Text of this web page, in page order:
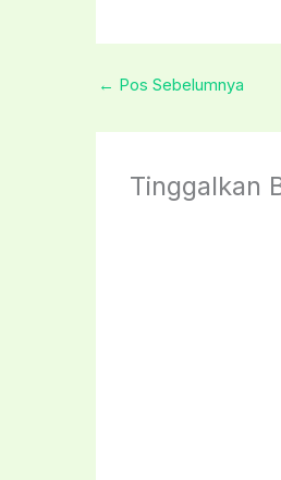
← Pos Sebelumnya
Tinggalkan